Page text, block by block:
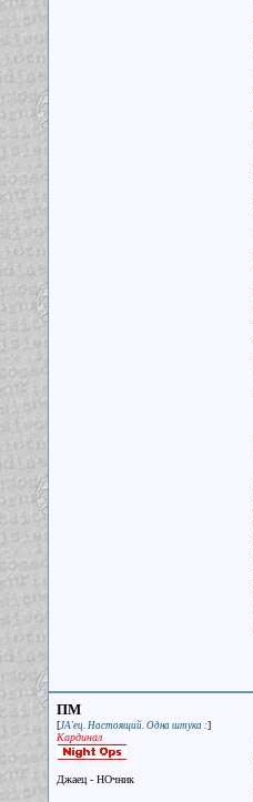
ПМ
[JA'ец. Настоящий. Одна штука :]
Кардинал
Джаец - НОчник